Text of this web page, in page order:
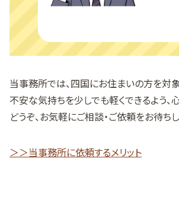
当事務所では、四国にお住まいの方を対
不安な気持ちを少しでも軽くできるよう、
どうぞ、お気軽にご相談・ご依頼をお待ちし
＞＞当事務所に依頼するメリット